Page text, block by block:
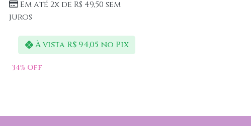
Em até 2x de R$ 49,50 sem
juros
À vista R$94,05 no Pix
34% Off